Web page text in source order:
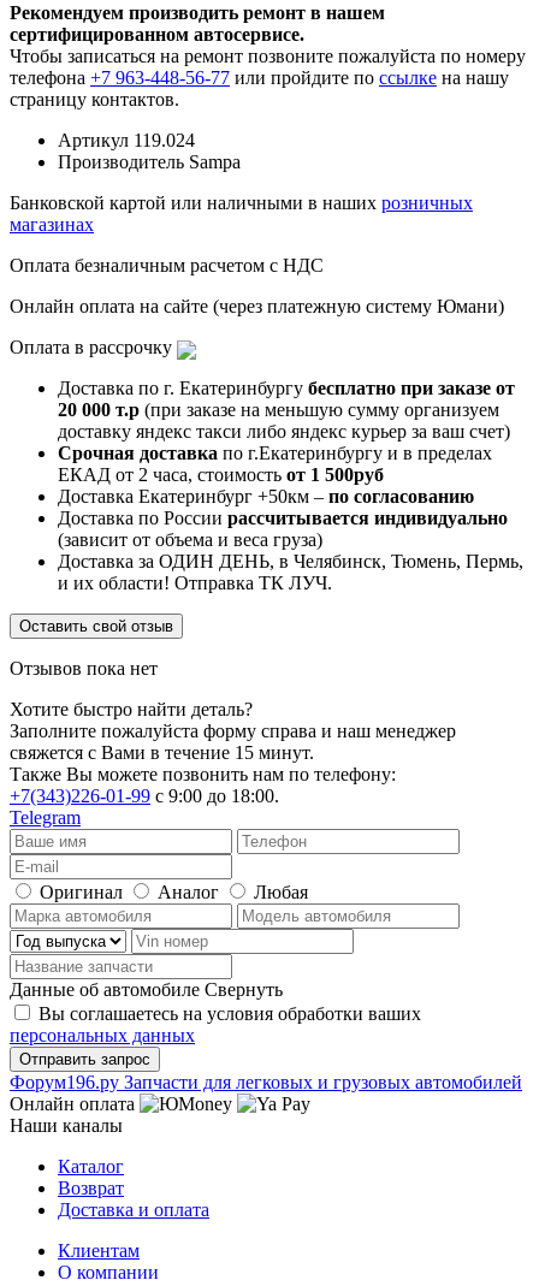
Рекомендуем производить ремонт в нашем
сертифицированном автосервисе.
Чтобы записаться на ремонт позвоните пожалуйста по номеру
телефона +7 963-448-56-77 или пройдите по ссылке на нашу
страницу контактов.
Артикул 119.024
Производитель Sampa
Банковской картой или наличными в наших розничных
магазинах
Оплата безналичным расчетом с НДС
Онлайн оплата на сайте (через платежную систему Юмани)
Оплата в рассрочку
Доставка по г. Екатеринбургу бесплатно при заказе от
20 000 т.р (при заказе на меньшую сумму организуем
доставку яндекс такси либо яндекс курьер за ваш счет)
Срочная доставка по г.Екатеринбургу и в пределах
ЕКАД от 2 часа, стоимость от 1 500руб
Доставка Екатеринбург +50км – по согласованию
Доставка по России рассчитывается индивидуально
(зависит от объема и веса груза)
Доставка за ОДИН ДЕНЬ, в Челябинск, Тюмень, Пермь,
и их области! Отправка ТК ЛУЧ.
Оставить свой отзыв
Отзывов пока нет
Хотите быстро найти деталь?
Заполните пожалуйста форму справа и наш менеджер
свяжется с Вами в течение 15 минут.
Также Вы можете позвонить нам по телефону:
+7(343)226-01-99 с 9:00 до 18:00.
Telegram
Оригинал Аналог Любая
Данные об автомобиле Свернуть
Вы соглашаетесь на условия обработки ваших
персональных данных
Фoрум196.ру Запчасти для легковых и грузовых автомобилей
Онлайн оплата
Наши каналы
Каталог
Возврат
Доставка и оплата
Клиентам
О компании